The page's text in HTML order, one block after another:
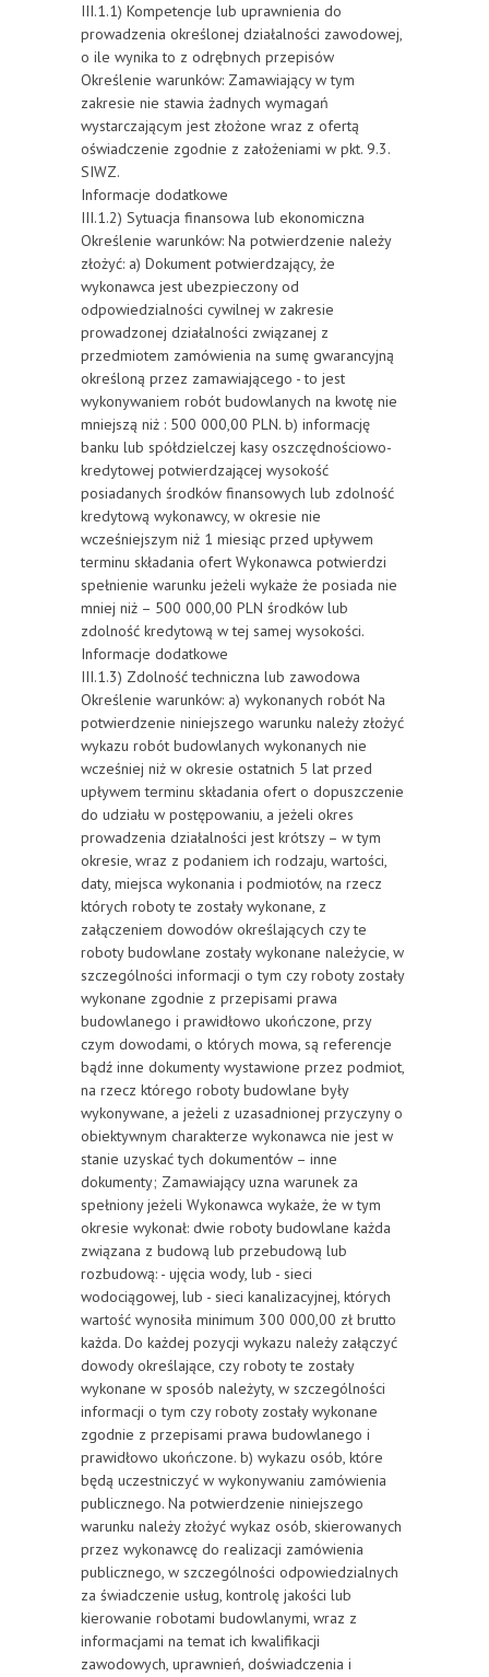
III.1.1) Kompetencje lub uprawnienia do
prowadzenia określonej działalności zawodowej,
o ile wynika to z odrębnych przepisów
Określenie warunków: Zamawiający w tym
zakresie nie stawia żadnych wymagań
wystarczającym jest złożone wraz z ofertą
oświadczenie zgodnie z założeniami w pkt. 9.3.
SIWZ.
Informacje dodatkowe
III.1.2) Sytuacja finansowa lub ekonomiczna
Określenie warunków: Na potwierdzenie należy
złożyć: a) Dokument potwierdzający, że
wykonawca jest ubezpieczony od
odpowiedzialności cywilnej w zakresie
prowadzonej działalności związanej z
przedmiotem zamówienia na sumę gwarancyjną
określoną przez zamawiającego - to jest
wykonywaniem robót budowlanych na kwotę nie
mniejszą niż : 500 000,00 PLN. b) informację
banku lub spółdzielczej kasy oszczędnościowo-
kredytowej potwierdzającej wysokość
posiadanych środków finansowych lub zdolność
kredytową wykonawcy, w okresie nie
wcześniejszym niż 1 miesiąc przed upływem
terminu składania ofert Wykonawca potwierdzi
spełnienie warunku jeżeli wykaże że posiada nie
mniej niż – 500 000,00 PLN środków lub
zdolność kredytową w tej samej wysokości.
Informacje dodatkowe
III.1.3) Zdolność techniczna lub zawodowa
Określenie warunków: a) wykonanych robót Na
potwierdzenie niniejszego warunku należy złożyć
wykazu robót budowlanych wykonanych nie
wcześniej niż w okresie ostatnich 5 lat przed
upływem terminu składania ofert o dopuszczenie
do udziału w postępowaniu, a jeżeli okres
prowadzenia działalności jest krótszy – w tym
okresie, wraz z podaniem ich rodzaju, wartości,
daty, miejsca wykonania i podmiotów, na rzecz
których roboty te zostały wykonane, z
załączeniem dowodów określających czy te
roboty budowlane zostały wykonane należycie, w
szczególności informacji o tym czy roboty zostały
wykonane zgodnie z przepisami prawa
budowlanego i prawidłowo ukończone, przy
czym dowodami, o których mowa, są referencje
bądź inne dokumenty wystawione przez podmiot,
na rzecz którego roboty budowlane były
wykonywane, a jeżeli z uzasadnionej przyczyny o
obiektywnym charakterze wykonawca nie jest w
stanie uzyskać tych dokumentów – inne
dokumenty; Zamawiający uzna warunek za
spełniony jeżeli Wykonawca wykaże, że w tym
okresie wykonał: dwie roboty budowlane każda
związana z budową lub przebudową lub
rozbudową: - ujęcia wody, lub - sieci
wodociągowej, lub - sieci kanalizacyjnej, których
wartość wynosiła minimum 300 000,00 zł brutto
każda. Do każdej pozycji wykazu należy załączyć
dowody określające, czy roboty te zostały
wykonane w sposób należyty, w szczególności
informacji o tym czy roboty zostały wykonane
zgodnie z przepisami prawa budowlanego i
prawidłowo ukończone. b) wykazu osób, które
będą uczestniczyć w wykonywaniu zamówienia
publicznego. Na potwierdzenie niniejszego
warunku należy złożyć wykaz osób, skierowanych
przez wykonawcę do realizacji zamówienia
publicznego, w szczególności odpowiedzialnych
za świadczenie usług, kontrolę jakości lub
kierowanie robotami budowlanymi, wraz z
informacjami na temat ich kwalifikacji
zawodowych, uprawnień, doświadczenia i